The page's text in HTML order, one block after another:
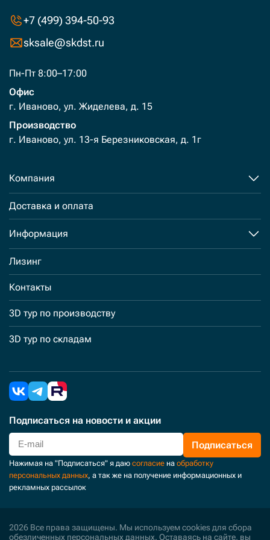
+7 (499) 394-50-93
sksale@skdst.ru
Пн-Пт 8:00–17:00
Офис
г. Иваново, ул. Жиделева, д. 15
Производство
г. Иваново, ул. 13-я Березниковская, д. 1г
Компания
Доставка и оплата
Информация
Лизинг
Контакты
3D тур по производству
3D тур по складам
Подписаться на новости и акции
Подписаться
Нажимая на "Подписаться" я даю согласие на обработку
персональных данных, а так же на получение информационных и
рекламных рассылок
2026 Все права защищены. Мы используем cookies для сбора
обезличенных персональных данных. Оставаясь на сайте, вы